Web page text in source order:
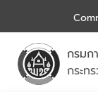
กรม
กระท